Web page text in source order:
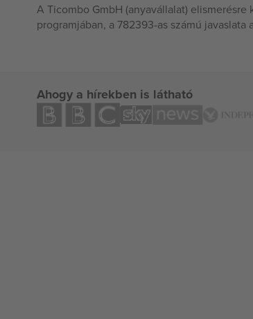
A Ticombo GmbH (anyavállalat)
programjában, a 782393-as számú javaslata
Ahogy a hírekben is látható